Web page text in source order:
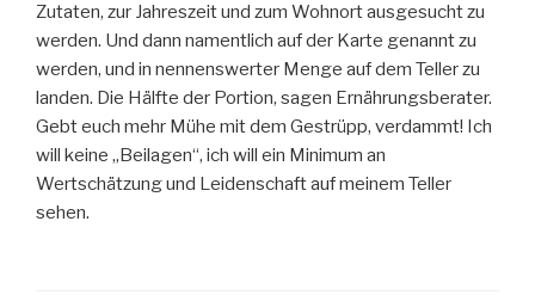
Zutaten, zur Jahreszeit und zum Wohnort ausgesucht zu
werden. Und dann namentlich auf der Karte genannt zu
werden, und in nennenswerter Menge auf dem Teller zu
landen. Die Hälfte der Portion, sagen Ernährungsberater.
Gebt euch mehr Mühe mit dem Gestrüpp, verdammt! Ich
will keine „Beilagen“, ich will ein Minimum an
Wertschätzung und Leidenschaft auf meinem Teller
sehen.